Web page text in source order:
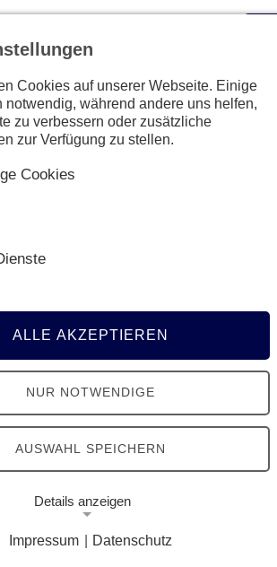
Cookies auf unserer Webseite. Einige
notwendig, während andere uns helfen,
zu verbessern oder zusätzliche
zur Verfügung zu stellen.
Cookies
ALLE AKZEPTIEREN
NUR NOTWENDIGE
AUSWAHL SPEICHERN
Details anzeigen
Impressum Datenschutz